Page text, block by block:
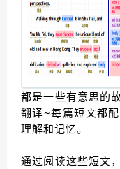
都是一些有意思的
翻译~每篇短文都
理解和记忆。
通过阅读这些短文